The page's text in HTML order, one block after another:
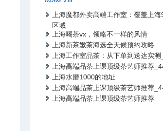
上海魔都外卖高端工作室：覆盖上海
区域
上海喝茶vx，领略不一样的风情
上海新茶嫩茶海选全天候预约攻略
上海工作室品茶：从下单到送达实测
上海高端品茶上课顶级茶艺师推荐
上海水磨1000的地址
上海高端品茶上课顶级茶艺师推荐
上海高端品茶上课顶级茶艺师推荐